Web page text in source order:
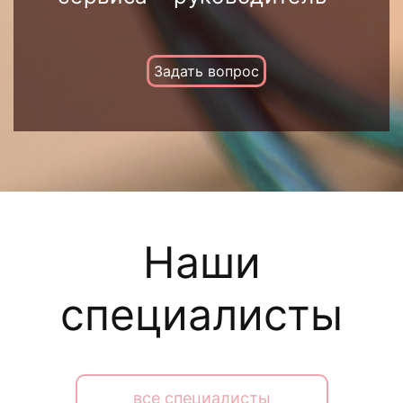
Задать вопрос
Наши
специалисты
все специалисты